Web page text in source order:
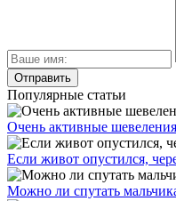
Популярные статьи
Очень активные
Если живот опустился,
Можно ли спутать